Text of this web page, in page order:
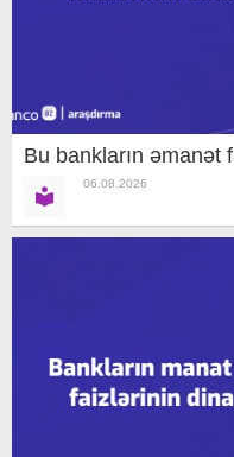
Bu bankların əmanət
06.08.2026